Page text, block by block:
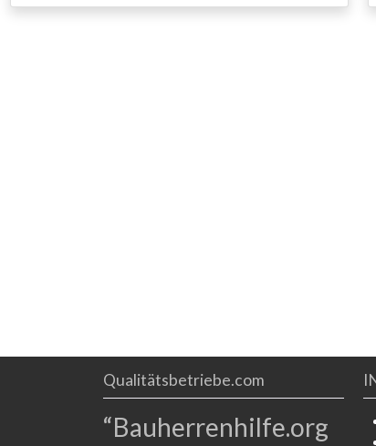
Deutschland … Unsere hohe Eigenkapitalquote
Qualitätsbetriebe.com
“Bauherrenhilfe.org